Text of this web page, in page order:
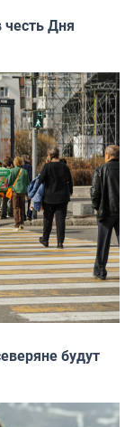
Дня
будут